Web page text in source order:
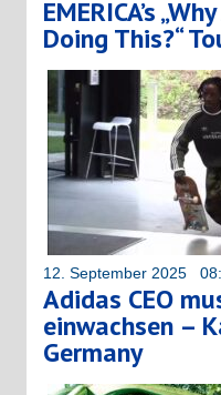
EMERICA’s
Doing This?“
12. September 2025
Adidas CEO
einwachsen –
Germany